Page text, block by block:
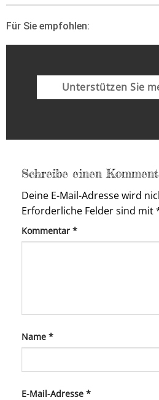
Für Sie empfohlen:
Unterstützen Sie
Schreibe einen
Deine E-Mail-Adresse wird
Erforderliche Felder sind mit
Kommentar *
Name *
E-Mail-Adresse *